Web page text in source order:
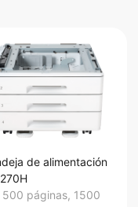
de alimentación
páginas, 1500